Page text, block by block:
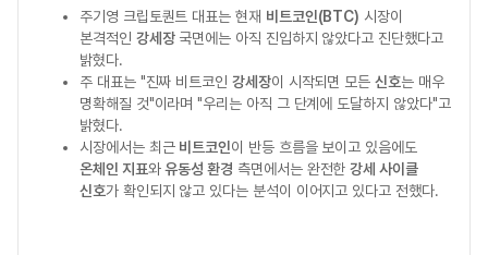
주기영 크립토퀀트 대표는 현재 비트코인(BTC) 시장이
본격적인 강세장국면에는 아직 진입하지 않았다고 진단했다고
밝혔다.
주 대표는 "진짜 비트코인 강세장이 시작되면 모든신호는 매우
명확해질 것"이라며 "우리는 아직 그 단계에 도달하지 않았다"고
밝혔다.
시장에서는 최근 비트코인이 반등 흐름을 보이고 있음에도
온체인 지표와유동성 환경 측면에서는 완전한강세 사이클
신호가 확인되지 않고 있다는 분석이 이어지고 있다고 전했다.